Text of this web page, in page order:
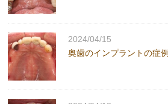
2024/04/15
奥歯のインプラントの症例